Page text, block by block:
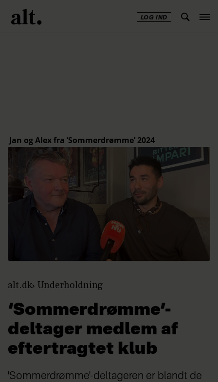
LOG IND
alt.dk Underholdning
‘Sommerdrømme’-
deltager medlem af
eftertragtet klub
'Sommerdrømme'-deltageren er blandt de